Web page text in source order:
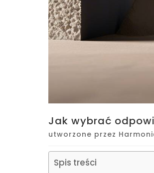
Jak wybrać
utworzone przez
Spis treści